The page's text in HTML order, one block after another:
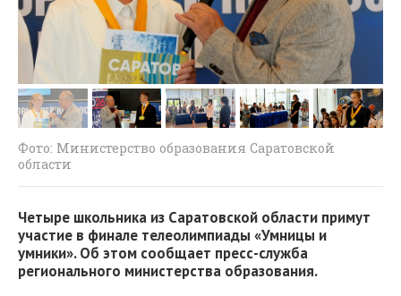
Фото: Министерство образования Саратовской
области
Четыре школьника из Саратовской области примут
участие в финале телеолимпиады «Умницы и
умники». Об этом сообщает пресс-служба
регионального министерства образования.